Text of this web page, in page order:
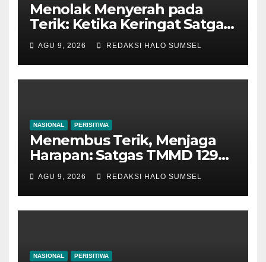
Menolak Menyerah pada
Terik: Ketika Keringat Satgas
TMMD 129 Bojonegoro dan
Warga Kesongo Menyatu
Demi Jalan Masa Depan
AGU 9, 2026 REDAKSI HALO SUMSEL
NASIONAL PERISITIWA
Menembus Terik, Menjaga
Harapan: Satgas TMMD 129
Bojonegoro dan Warga
Bahu-Membahu Pasang
Genteng Rumah Bu Tini
AGU 9, 2026 REDAKSI HALO SUMSEL
NASIONAL PERISITIWA